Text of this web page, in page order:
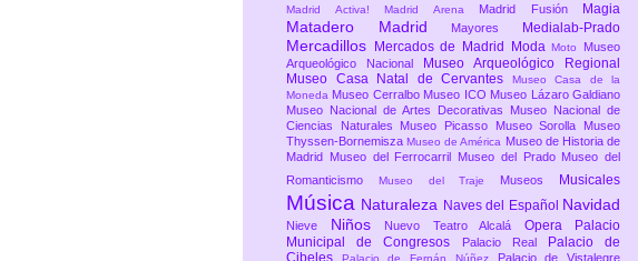
Madrid Activa! Madrid Arena Madrid Fusión Magia
Matadero Madrid Mayores Medialab-Prado
Mercadillos Mercados de Madrid ModaMoto Museo
Arqueológico Nacional
Museo Arqueológico Regional
Museo Casa Natal de Cervantes
Museo Casa de la
Moneda Museo Cerralbo Museo ICO Museo Lázaro Galdiano
Museo Nacional de Artes Decorativas Museo Nacional de
Ciencias Naturales Museo Picasso Museo Sorolla Museo
Thyssen-BornemiszaMuseo de América Museo de Historia de
Madrid
Museo del Ferrocarril Museo del Prado Museo del
Romanticismo
Museo del Traje Museos Musicales
Música Naturaleza Naves del Español Navidad
Nieve Niños Nuevo Teatro Alcalá Opera
Palacio
Municipal de Congresos
Palacio Real
Palacio de
Palacio de Vistalegre